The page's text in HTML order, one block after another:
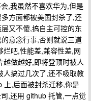
,我虽然不喜欢华为,但是
方面都被美国封杀了,还
又不傻,搞自主可控的东
意念行事,否则就说三道
烂吧,性能差,兼容性差,网
越做越好,即将登顶时被人
人搞过几次了,还不吸取教
上,后面被封杀迁移,你是
,还用 github 托管,一点觉